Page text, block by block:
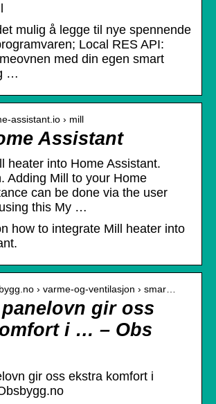
mulig å legge til nye spennende
Local RES API:
med din egen smart
…
assistant.io › mill
Assistant
heater into Home Assistant.
Adding Mill to your Home
can be done via the user
this My …
how to integrate Mill heater into
› varme-og-ventilasjon › smar…
gir oss
i … – Obs
gir oss ekstra komfort i